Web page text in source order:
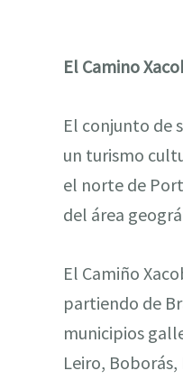
El Camino
El conjunto de
un turismo
el norte de
del área
El Camiño
partiendo de
municipios
Leiro,